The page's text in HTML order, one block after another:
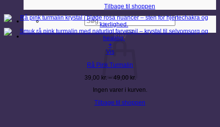
Tilbage til shoppen
Søg
efter:
Kurv
Ingen varer i kurven.
Tilbage til shoppen
+
Dette
har
varianter.
kan
vælges
på
Vis
Rå Pink Turmalin
39,00 kr. – 49,00 kr.
til